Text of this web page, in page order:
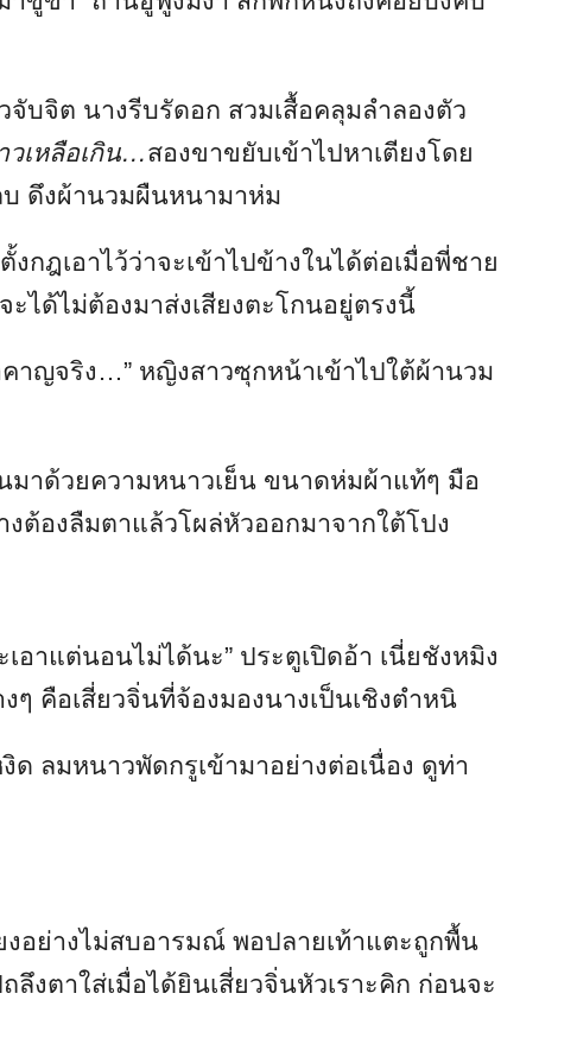
บจิต นางรีบรัดอก สวมเสื้อคลุมลำลองตัว
วเหลือเกิน…สองขาขยับเข้าไปหาเตียงโดย
ดึงผ้านวมผืนหนามาห่ม
กฎเอาไว้ว่าจะเข้าไปข้างในได้ต่อเมื่อพี่ชาย
ได้ไม่ต้องมาส่งเสียงตะโกนอยู่ตรงนี้
ญจริง…” หญิงสาวซุกหน้าเข้าไปใต้ผ้านวม
มาด้วยความหนาวเย็น ขนาดห่มผ้าแท้ๆ มือ
ต้องลืมตาแล้วโผล่หัวออกมาจากใต้โปง
อาแต่นอนไม่ได้นะ” ประตูเปิดอ้า เนี่ยชังหมิง
ๆ คือเสี่ยวจิ่นที่จ้องมองนางเป็นเชิงตำหนิ
ด ลมหนาวพัดกรูเข้ามาอย่างต่อเนื่อง ดูท่า
งอย่างไม่สบอารมณ์ พอปลายเท้าแตะถูกพื้น
งตาใส่เมื่อได้ยินเสี่ยวจิ่นหัวเราะคิก ก่อนจะ